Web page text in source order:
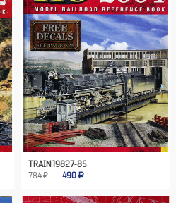
TRAIN 19827-85
784 ₽
490